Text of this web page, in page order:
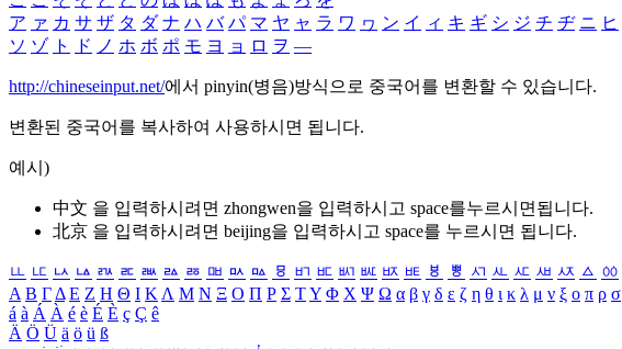
ア ァ カ サ ザ タ ダ ナ ハ バ パ マ ヤ ャ ラ ワ ヮ ン イ ィ キ ギ シ ジ チ ヂ ニ ヒ
ソ ゾ ト ド ノ ホ ボ ポ モ ヨ ョ ロ ヲ ―
http://chineseinput.net/에서 pinyin(병음)방식으로 중국어를 변환할 수 있습니다.
변환된 중국어를 복사하여 사용하시면 됩니다.
예시)
中文 을 입력하시려면 zhongwen을 입력하시고 space를누르시면됩니다.
北京 을 입력하시려면 beijing을 입력하시고 space를 누르시면 됩니다.
ㅥ ㅦ ㅧ ㅨ ㅩ ㅪ ㅫ ㅬ ㅭ ㅮ ㅯ ㅰ ㅱ ㅲ ㅳ ㅴ ㅵ ㅶ ㅷ ㅸ ㅹ ㅺ ㅻ ㅼ ㅽ ㅾ ㅿ ㆀ
Α Β ΓΔ Ε Ζ Η Θ Ι ΚΛ Μ Ν Ξ Ο Π Ρ Σ ΤΥ Φ Χ Ψ Ω α β γ δ ε ζ η θ ι κ λ μ ν ξ ο π ρ σ
á à Á À é è É È ç Ç ê
Ä Ö Ü ä ö ü ß